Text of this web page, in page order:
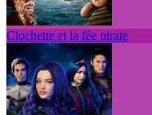
Clochette et la fée pirate